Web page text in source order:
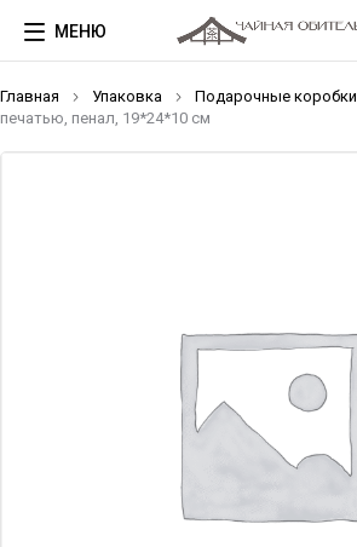
МЕНЮ
Главная Упаковка Подарочные коробки
печатью, пенал, 19*24*10 см